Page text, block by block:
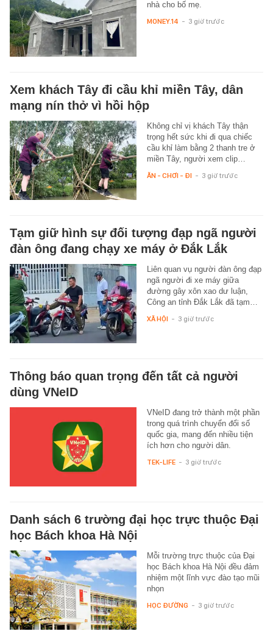
nhà cho bố mẹ.
MONEY.14 - 3 giờ trước
Xem khách Tây đi cầu khỉ miền Tây, dân
mạng nín thở vì hồi hộp
Không chỉ vị khách Tây thận
trọng hết sức khi đi qua chiếc
cầu khỉ làm bằng 2 thanh tre ở
miền Tây, người xem clip…
ĂN - CHƠI - ĐI - 3 giờ trước
Tạm giữ hình sự đối tượng đạp ngã người
đàn ông đang chạy xe máy ở Đắk Lắk
Liên quan vụ người đàn ông đạp
ngã người đi xe máy giữa
đường gây xôn xao dư luận,
Công an tỉnh Đắk Lắk đã tạm…
XÃ HỘI - 3 giờ trước
Thông báo quan trọng đến tất cả người
dùng VNeID
VNeID đang trở thành một phần
trong quá trình chuyển đổi số
quốc gia, mang đến nhiều tiện
ích hơn cho người dân.
TEK-LIFE - 3 giờ trước
Danh sách 6 trường đại học trực thuộc Đại
học Bách khoa Hà Nội
Mỗi trường trực thuộc của Đại
học Bách khoa Hà Nội đều đảm
nhiệm một lĩnh vực đào tạo mũi
nhọn
HỌC ĐƯỜNG - 3 giờ trước